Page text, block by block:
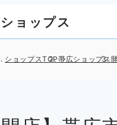
ョップス
ショップスTOP帯広ショップス